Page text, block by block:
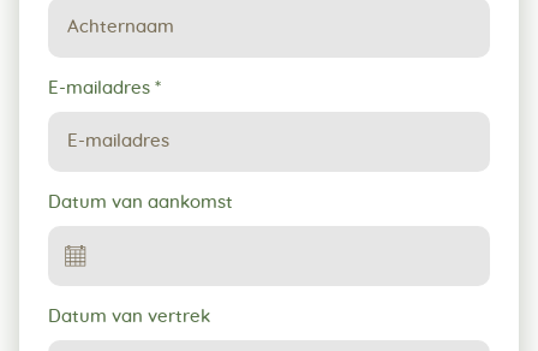
E-mailadres *
Datum van aankomst
Datum van vertrek